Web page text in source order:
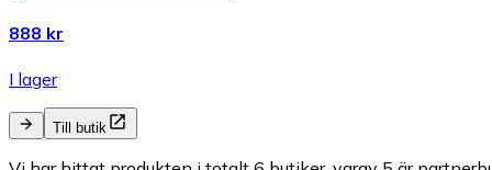
888 kr
I lager
Till butik